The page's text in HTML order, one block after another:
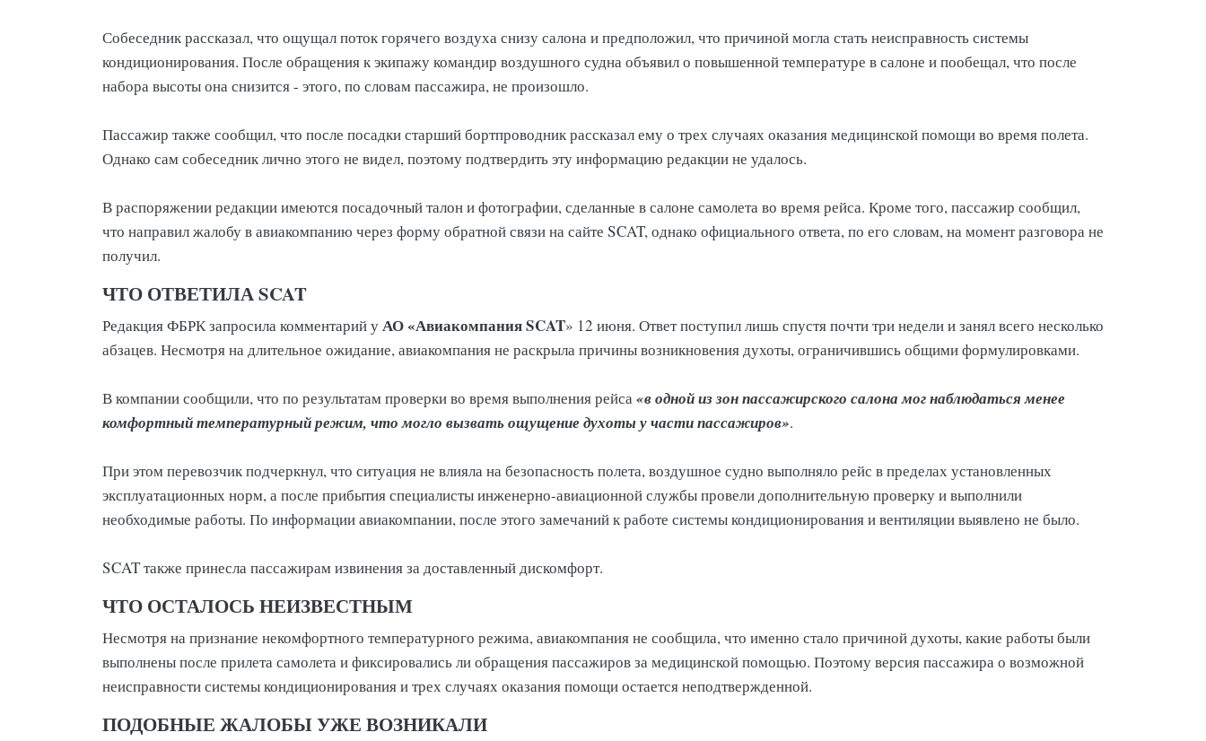
Собеседник рассказал, что ощущал поток горячего воздуха снизу салона и предположил, что причиной могла стать неисправность системы
кондиционирования. После обращения к экипажу командир воздушного судна объявил о повышенной температуре в салоне и пообещал, что после
набора высоты она снизится - этого, по словам пассажира, не произошло.
Пассажир также сообщил, что после посадки старший бортпроводник рассказал ему о трех случаях оказания медицинской помощи во время полета.
Однако сам собеседник лично этого не видел, поэтому подтвердить эту информацию редакции не удалось.
В распоряжении редакции имеются посадочный талон и фотографии, сделанные в салоне самолета во время рейса. Кроме того, пассажир сообщил,
что направил жалобу в авиакомпанию через форму обратной связи на сайте SCAT, однако официального ответа, по его словам, на момент разговора не
получил.
ЧТО ОТВЕТИЛА SCAT
Редакция ФБРК запросила комментарий уАО «Авиакомпания SCAT» 12 июня. Ответ поступил лишь спустя почти три недели и занял всего несколько
абзацев. Несмотря на длительное ожидание, авиакомпания не раскрыла причины возникновения духоты, ограничившись общими формулировками.
В компании сообщили, что по результатам проверки во время выполнения рейса«в одной из зон пассажирского салона мог наблюдаться менее
комфортный температурный режим, что могло вызвать ощущение духоты у части пассажиров».
При этом перевозчик подчеркнул, что ситуация не влияла на безопасность полета, воздушное судно выполняло рейс в пределах установленных
эксплуатационных норм, а после прибытия специалисты инженерно-авиационной службы провели дополнительную проверку и выполнили
необходимые работы. По информации авиакомпании, после этого замечаний к работе системы кондиционирования и вентиляции выявлено не было.
SCAT также принесла пассажирам извинения за доставленный дискомфорт.
ЧТО ОСТАЛОСЬ НЕИЗВЕСТНЫМ
Несмотря на признание некомфортного температурного режима, авиакомпания не сообщила, что именно стало причиной духоты, какие работы были
выполнены после прилета самолета и фиксировались ли обращения пассажиров за медицинской помощью. Поэтому версия пассажира о возможной
неисправности системы кондиционирования и трех случаях оказания помощи остается неподтвержденной.
ПОДОБНЫЕ ЖАЛОБЫ УЖЕ ВОЗНИКАЛИ